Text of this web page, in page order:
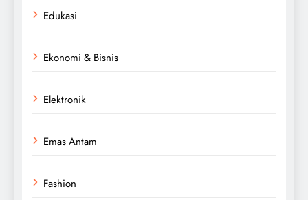
Edukasi
Ekonomi & Bisnis
Elektronik
Emas Antam
Fashion